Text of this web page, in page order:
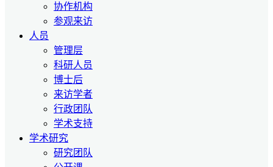
协作机构
参观来访
人员
管理层
科研人员
博士后
来访学者
行政团队
学术支持
学术研究
研究团队